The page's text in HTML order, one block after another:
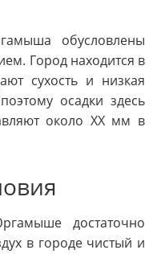
обусловлены
Город находится в
сухость и низкая
осадки здесь
около XX мм в
достаточно
в городе чистый и